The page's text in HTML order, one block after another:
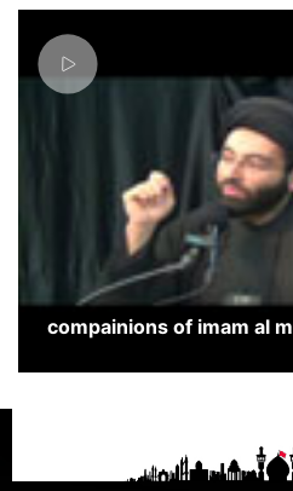
compainions of imam al